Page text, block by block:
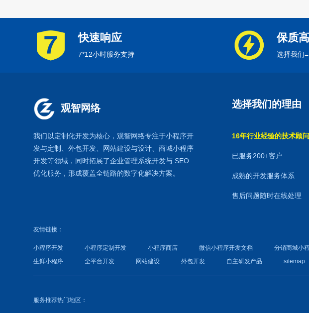
快速响应
7*12小时服务支持
保质
选择我们
观智网络
我们以定制化开发为核心，观智网络专注于小程序开
发与定制、外包开发、 网站建设与设计、商城小程序
开发等领域，同时拓展了企业管理系统开发与 SEO
优化服务，形成覆盖全链路的数字化解决方案。
选择我们的理由
16年行业经验的技术顾
已服务200+客户
成熟的开发服务体系
售后问题随时在线处理
友情链接：
小程序开发 小程序定制开发 小程序商店 微信小程序开发文档 分销商城小
生鲜小程序
全平台开发 网站建设 外包开发 自主研发产品 sitemap
服务推荐热门地区：